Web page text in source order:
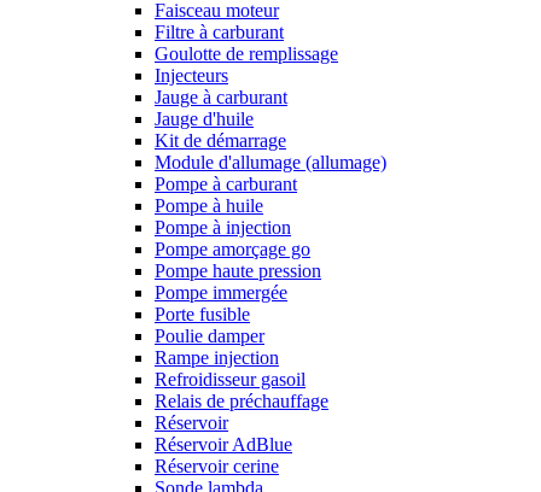
Faisceau moteur
Filtre à carburant
Goulotte de remplissage
Injecteurs
Jauge à carburant
Jauge d'huile
Kit de démarrage
Module d'allumage (allumage)
Pompe à carburant
Pompe à huile
Pompe à injection
Pompe amorçage go
Pompe haute pression
Pompe immergée
Porte fusible
Poulie damper
Rampe injection
Refroidisseur gasoil
Relais de préchauffage
Réservoir
Réservoir AdBlue
Réservoir cerine
Sonde lambda